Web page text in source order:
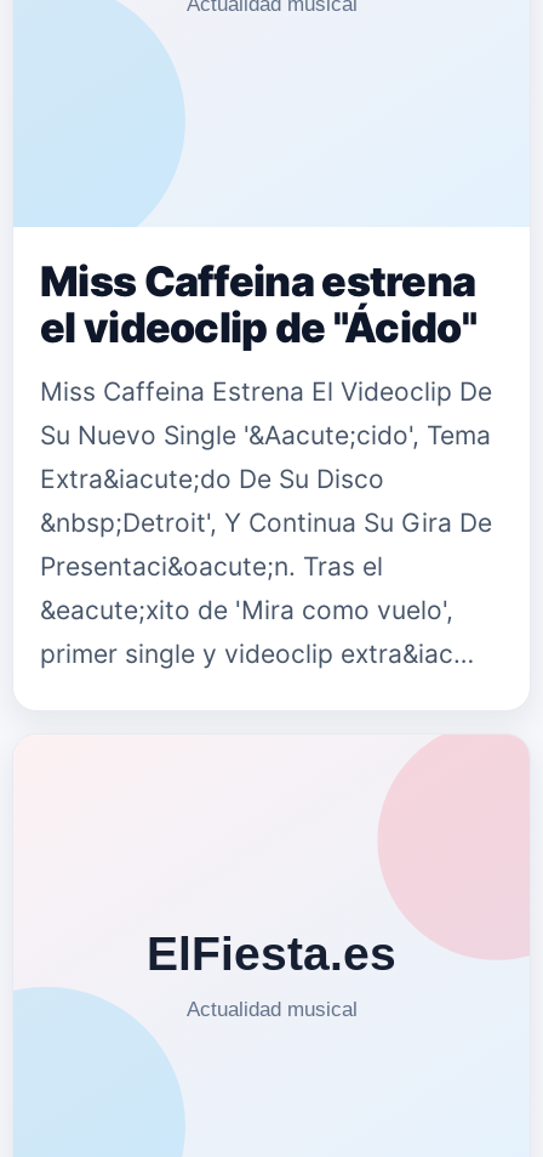
Miss Caffeina estrena
el videoclip de "Ácido"
Miss Caffeina Estrena El Videoclip De
Su Nuevo Single '&Aacute;cido', Tema
Extra&iacute;do De Su Disco
&nbsp;Detroit', Y Continua Su Gira De
Presentaci&oacute;n. Tras el
&eacute;xito de 'Mira como vuelo',
primer single y videoclip extra&iac…